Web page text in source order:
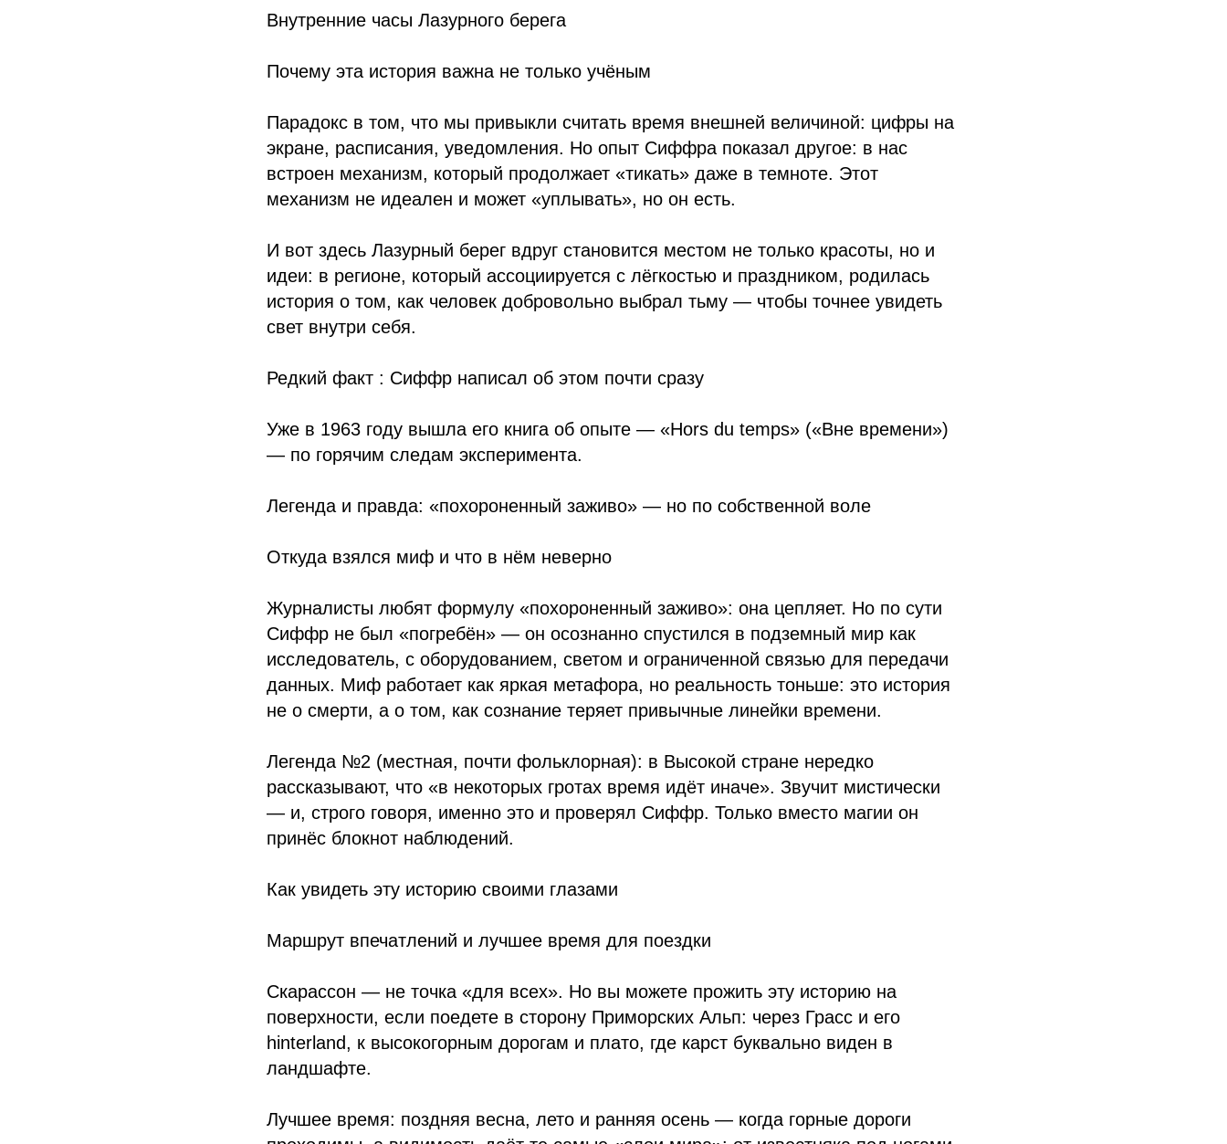
Внутренние часы Лазурного берега
Почему эта история важна не только учёным
Парадокс в том, что мы привыкли считать время внешней величиной: цифры на
экране, расписания, уведомления. Но опыт Сиффра показал другое: в нас
встроен механизм, который продолжает «тикать» даже в темноте. Этот
механизм не идеален и может «уплывать», но он есть.
И вот здесь Лазурный берег вдруг становится местом не только красоты, но и
идеи: в регионе, который ассоциируется с лёгкостью и праздником, родилась
история о том, как человек добровольно выбрал тьму — чтобы точнее увидеть
свет внутри себя.
Редкий факт : Сиффр написал об этом почти сразу
Уже в 1963 году вышла его книга об опыте — «Hors du temps» («Вне времени»)
— по горячим следам эксперимента.
Легенда и правда: «похороненный заживо» — но по собственной воле
Откуда взялся миф и что в нём неверно
Журналисты любят формулу «похороненный заживо»: она цепляет. Но по сути
Сиффр не был «погребён» — он осознанно спустился в подземный мир как
исследователь, с оборудованием, светом и ограниченной связью для передачи
данных. Миф работает как яркая метафора, но реальность тоньше: это история
не о смерти, а о том, как сознание теряет привычные линейки времени.
Легенда №2 (местная, почти фольклорная): в Высокой стране нередко
рассказывают, что «в некоторых гротах время идёт иначе». Звучит мистически
— и, строго говоря, именно это и проверял Сиффр. Только вместо магии он
принёс блокнот наблюдений.
Как увидеть эту историю своими глазами
Маршрут впечатлений и лучшее время для поездки
Скарассон — не точка «для всех». Но вы можете прожить эту историю на
поверхности, если поедете в сторону Приморских Альп: через Грасс и его
hinterland, к высокогорным дорогам и плато, где карст буквально виден в
ландшафте.
Лучшее время: поздняя весна, лето и ранняя осень — когда горные дороги